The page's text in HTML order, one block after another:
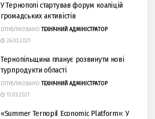
У Тернополі стартував форум коаліцій
громадських активістів
ОПУБЛІКОВАНО ТЕХНІЧНИЙ АДМІНІСТРАТОР
26.03.2021
Тернопільщина планує розвинути нові
турпродукти області
ОПУБЛІКОВАНО ТЕХНІЧНИЙ АДМІНІСТРАТОР
11.03.2021
«Summer Ternopil Economic Platform»: У